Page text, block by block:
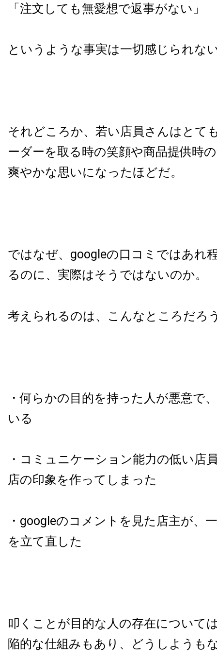
「注文しても無愛想で返事がない」
というような事実は一切感じられな
それどころか、若い店員さんはとて
ーダーを取る時の笑顔や商品提供時
爽やかな思いになったほどだ。
ではなぜ、googleの口コミではあれ
るのに、実際はそうではないのか。
考えられるのは、こんなところだろ
・何らかの目的を持った人が悪意で
いる
・コミュニケーション能力の低い店
店の印象を作ってしまった
・googleのコメントを見た店主が、
を立て直した
叩くことが目的な人の存在について
陥的な仕組みもあり、どうしようも